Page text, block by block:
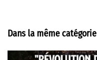
Dans la même catégorie